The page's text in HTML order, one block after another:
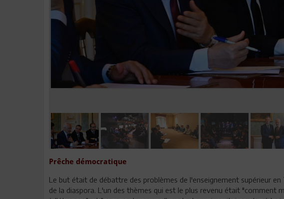
Prêche démocratique
Le but était de débattre des problèmes de l'enseignement supérieur
de la diaspora. L'un des thèmes qui est le plus revenu était "comment